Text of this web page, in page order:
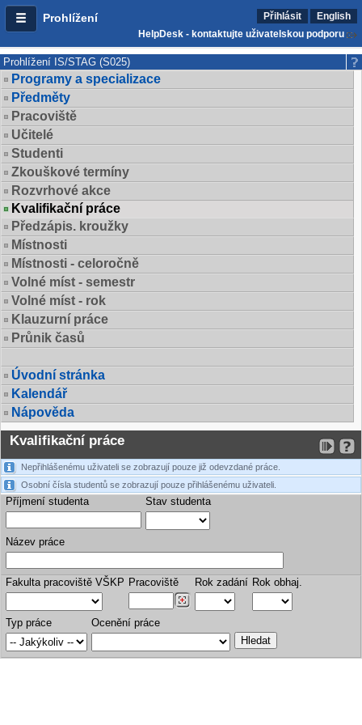
Prohlížení Přihlásit
English
HelpDesk - kontaktujte uživatelskou podporu
Prohlížení IS/STAG (S025)
Programy a specializace
Předměty
Pracoviště
Učitelé
Studenti
Zkouškové termíny
Rozvrhové akce
Kvalifikační práce
Předzápis. kroužky
Místnosti
Místnosti - celoročně
Volné míst - semestr
Volné míst - rok
Klauzurní práce
Průnik časů
Úvodní stránka
Kalendář
Nápověda
Kvalifikační práce
Nepřihlášenému uživateli se zobrazují pouze již odevzdané práce.
Osobní čísla studentů se zobrazují pouze přihlášenému uživateli.
Příjmení studenta Stav studenta
Název práce
Fakulta pracoviště VŠKP Pracoviště Rok zadání Rok obhaj.
Typ práce Ocenění práce